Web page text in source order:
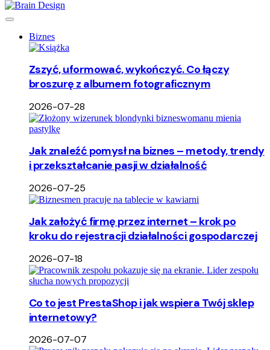
Biznes
Zszyć, uformować, wykończyć. Co łączy
broszurę z albumem fotograficznym
2026-07-28
Jak znaleźć pomysł na biznes – metody, trendy
i przekształcanie pasji w działalność
2026-07-25
Jak założyć firmę przez internet – krok po
kroku do rejestracji działalności gospodarczej
2026-07-18
Co to jest PrestaShop i jak wspiera Twój sklep
internetowy?
2026-07-07